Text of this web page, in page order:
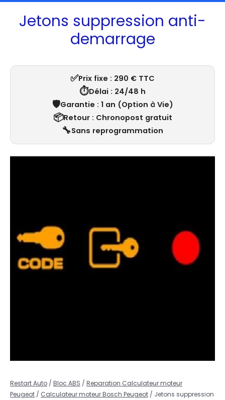
Jetons suppression anti-
demarrage
✅Prix fixe : 290 € TTC
⏱️Délai : 24/48 h
🛡️Garantie : 1 an (Option à Vie)
📦Retour : Chronopost gratuit
🔧Sans reprogrammation
Restart Auto / Bloc ABS / Reparation Calculateur moteur
Peugeot / Calculateur moteur Bosch Peugeot / Jetons suppression